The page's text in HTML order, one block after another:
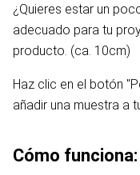
¿Quieres estar un
adecuado para tu
producto. (ca. 10cm)
Haz clic en el botón
añadir una muestra a
Cómo funciona: